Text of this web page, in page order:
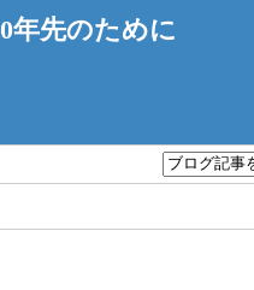
年先のために